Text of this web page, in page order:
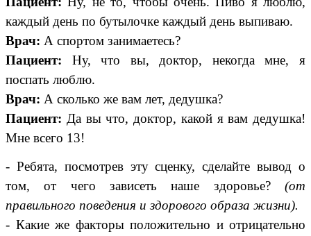
каждый день по бутылочке каждый день выпиваю.
Врач: А спортом занимаетесь?
Пациент: Ну, что вы, доктор, некогда мне, я
поспать люблю.
Врач: А сколько же вам лет, дедушка?
Пациент: Да вы что, доктор, какой я вам дедушка!
Мне всего 13!
- Ребята, посмотрев эту сценку, сделайте вывод о
том, от чего зависеть наше здоровье? (от
правильного поведения и здорового образа жизни).
- Какие же факторы положительно и отрицательно